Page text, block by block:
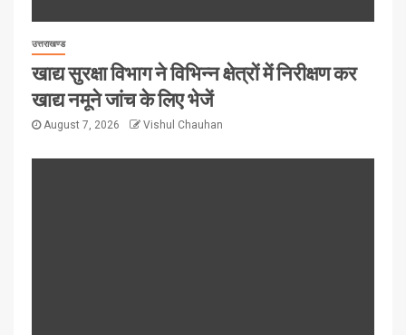
उत्तराखण्ड
खाद्य सुरक्षा विभाग ने विभिन्न क्षेत्रों में निरीक्षण कर
खाद्य नमूने जांच के लिए भेजें
August 7, 2026 Vishul Chauhan